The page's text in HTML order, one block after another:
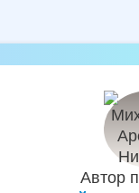
Автор